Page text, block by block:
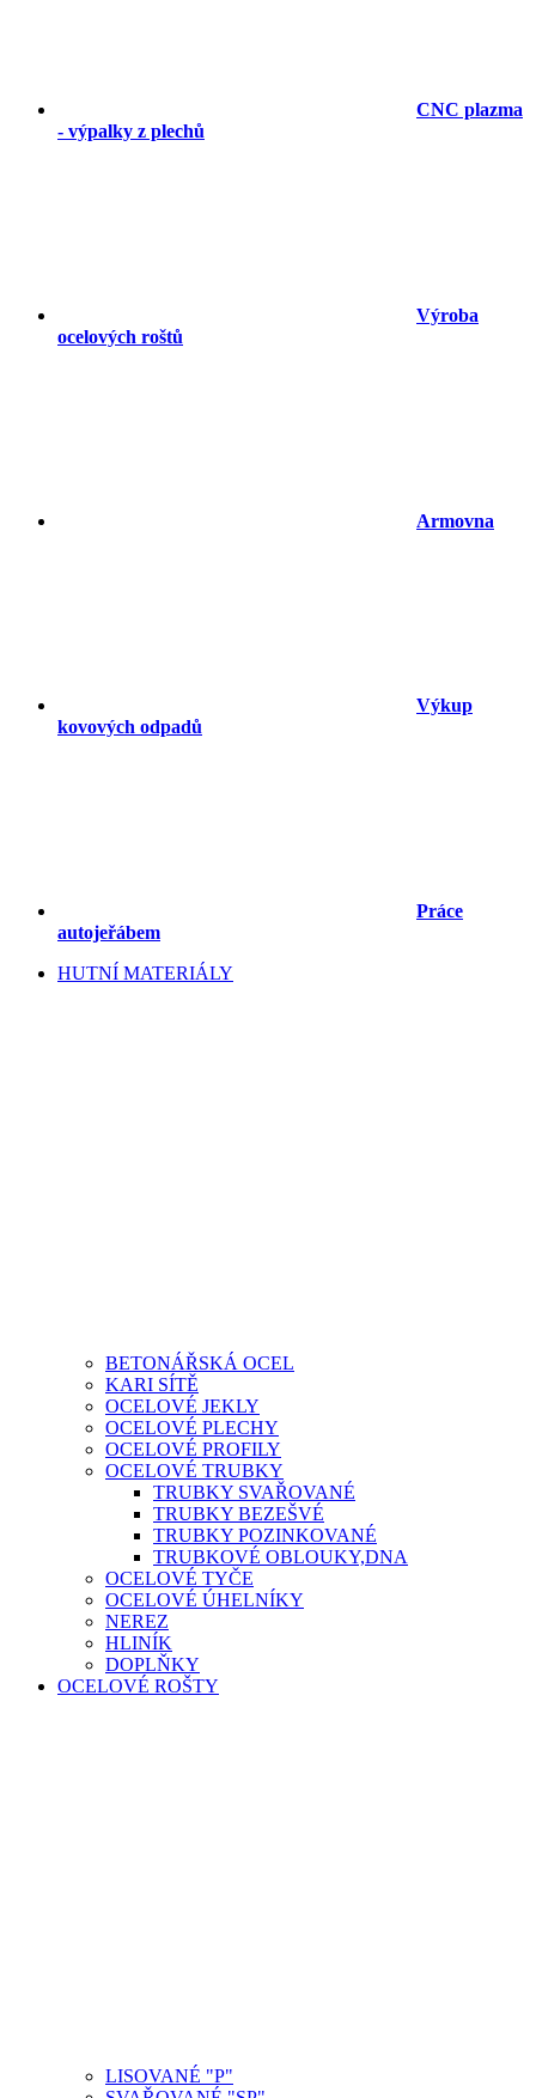
CNC plazma
- výpalky z plechů
Výroba
ocelových roštů
Armovna
Výkup
kovových odpadů
Práce
autojeřábem
HUTNÍ MATERIÁLY
BETONÁŘSKÁ OCEL
KARI SÍTĚ
OCELOVÉ JEKLY
OCELOVÉ PLECHY
OCELOVÉ PROFILY
OCELOVÉ TRUBKY
TRUBKY SVAŘOVANÉ
TRUBKY BEZEŠVÉ
TRUBKY POZINKOVANÉ
TRUBKOVÉ OBLOUKY,DNA
OCELOVÉ TYČE
OCELOVÉ ÚHELNÍKY
NEREZ
HLINÍK
DOPLŇKY
OCELOVÉ ROŠTY
LISOVANÉ "P"